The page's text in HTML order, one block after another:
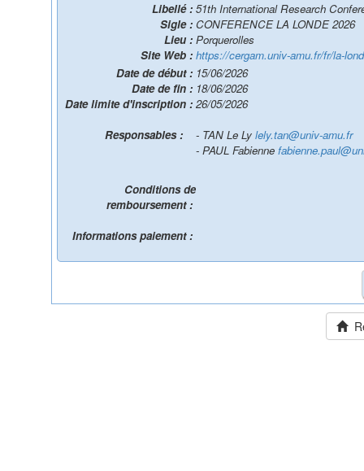
Libellé : 51th International Research
Sigle : CONFERENCE LA LONDE 2026
Lieu : Porquerolles
Site Web : https://cergam.univ-amu.fr/fr/la-
Date de début : 15/06/2026
Date de fin : 18/06/2026
Date limite d'inscription : 26/05/2026
- TAN Le Ly lely.tan@univ-amu.fr
- PAUL Fabienne
Conditions de
remboursement :
Informations paiement :